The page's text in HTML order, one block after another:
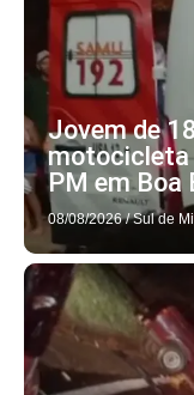
Jovem de
motocicleta
PM em Boa
08/08/2026 / Sul de